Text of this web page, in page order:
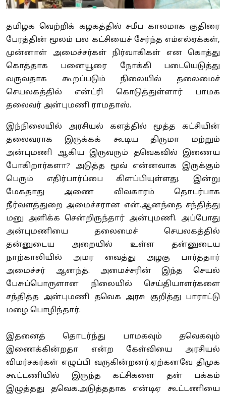
Spirituality
Weather
Politics
தமிழக வெற்றிக் கழகத்தில் சமீப காலமாக குதிரை
பேரத்தின் மூலம் பல கட்சியைச் சேர்ந்த எம்எல்ஏக்கள்,
முன்னாள் அமைச்சர்கள் நிர்வாகிகள் என கொத்து
கொத்தாக பனையூரை நோக்கி படையெடுத்து
வருவதாக கூறப்படும் நிலையில் தலைமைச்
செயலகத்தில் என்ட்ரி கொடுத்துள்ளார் பாமக
தலைவர் அன்புமணி ராமதாஸ்.
இந்நிலையில் அரசியல் களத்தில் மூத்த கட்சியின்
தலைவராக இருக்கக் கூடிய திருமா மற்றும்
அன்புமணி ஆகிய இருவரும் தவெகவில் இணைய
போகிறார்களா? அடுத்த மூவ் என்னவாக இருக்கும்
பெரும் எதிர்பார்ப்பை கிளப்பியுள்ளது. இன்று
மேகதாது அணை விவகாரம் தொடர்பாக
நீர்வளத்துறை அமைச்சரான என்.ஆனந்தை சந்தித்து
மனு அளிக்க சென்றிருந்தார் அன்புமணி. அப்போது
அன்புமணியை தலைமைச் செயலகத்தில்
தன்னுடைய அறையில் உள்ள தன்னுடைய
நாற்காலியில் அமர வைத்து அழகு பார்த்தார்
அமைச்சர் ஆனந்த். அமைச்சரின் இந்த செயல்
பேசுப்பொருளான நிலையில் செய்தியாளர்களை
சந்தித்த அன்புமணி தவெக அரசு குறித்து பாராட்டு
மழை பொழிந்தார்.
இதனைத் தொடர்ந்து பாமகவும் தவெகவும்
இணைக்கின்றதா என்ற கேள்வியை அரசியல்
விமர்சகர்கள் எழுப்பி வருகின்றனர்.ஏற்கனவே திமுக
கூட்டணியில் இருந்த கட்சிகளை தன் பக்கம்
இழுத்தது தவெக.அடுத்ததாக என்டிஏ கூட்டணியை